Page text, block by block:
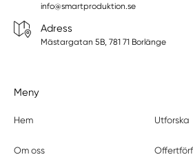
info@smartproduktion.se
Adress
Mästargatan 5B, 781 71 Borlänge
Meny
Hem Utforska
Om oss